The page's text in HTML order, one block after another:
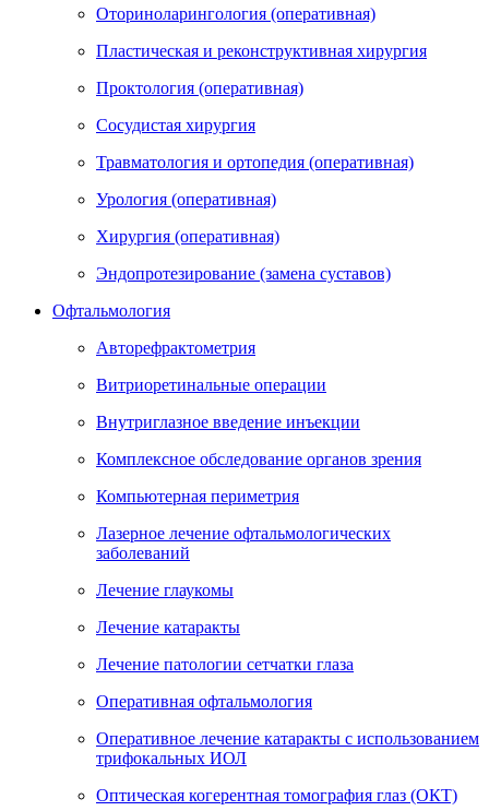
Оториноларингология (оперативная)
Пластическая и реконструктивная хирургия
Проктология (оперативная)
Сосудистая хирургия
Травматология и ортопедия (оперативная)
Урология (оперативная)
Хирургия (оперативная)
Эндопротезирование (замена суставов)
Офтальмология
Авторефрактометрия
Витриоретинальные операции
Внутриглазное введение инъекции
Комплексное обследование органов зрения
Компьютерная периметрия
Лазерное лечение офтальмологических
заболеваний
Лечение глаукомы
Лечение катаракты
Лечение патологии сетчатки глаза
Оперативная офтальмология
Оперативное лечение катаракты с использованием
трифокальных ИОЛ
Оптическая когерентная томография глаз (ОКТ)